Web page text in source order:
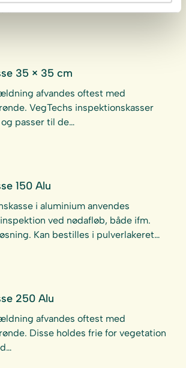
35 × 35 cm
afvandes oftest med
VegTechs inspektionskasser
passer til de…
150 Alu
i aluminium anvendes
ved nødafløb, både ifm.
Kan bestilles i pulverlakeret…
250 Alu
afvandes oftest med
Disse holdes frie for vegetation